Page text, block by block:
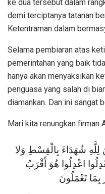
ke dua tersebut dalam
demi terciptanya tatanan
Ketentraman dalam
Selama pembiaran atas
pemerintahan yang baik
hanya akan menyaksikan
penguasa yang salah di
diamankan. Dan ini sangat
Mari kita renungkan firman
لِلَّهِ شُهَدَاءَ بِالْقِسْطِ وَلا
اعْدِلُوا هُوَ أَقْرَبُ
بِمَا تَعْمَلُونَ